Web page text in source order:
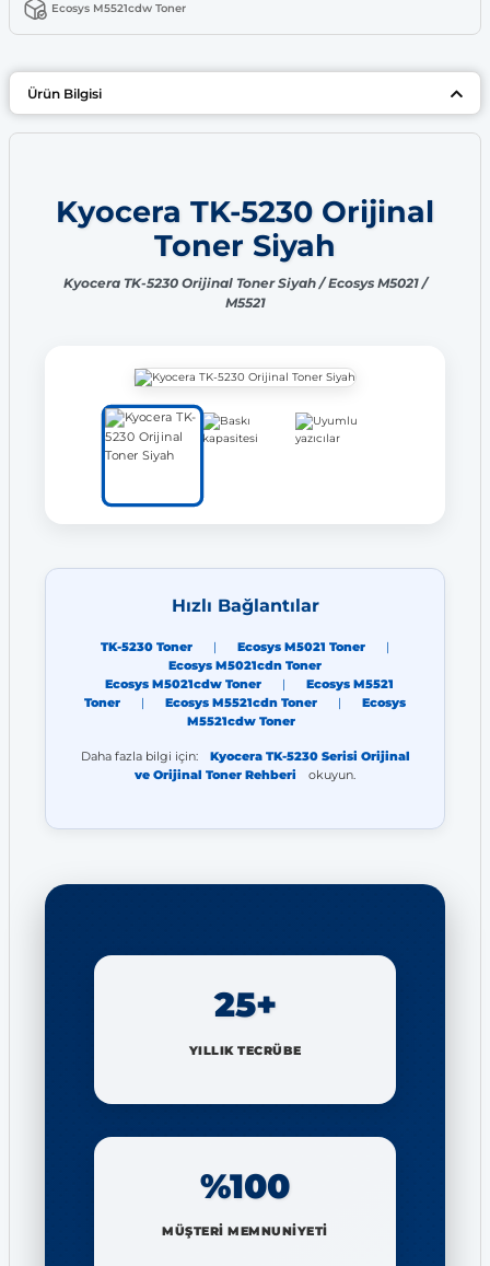
Ecosys M5521cdw Toner
Ürün Bilgisi
Kyocera TK-5230 Orijinal
Toner Siyah
Kyocera TK-5230 Orijinal Toner Siyah / Ecosys M5021 /
M5521
Hızlı Bağlantılar
TK-5230 Toner | Ecosys M5021 Toner
|
Ecosys M5021cdn Toner
Ecosys M5021cdw Toner
|
Ecosys M5521
Toner
| Ecosys M5521cdn Toner |
Ecosys
M5521cdw Toner
Daha fazla bilgi için:
Kyocera TK-5230 Serisi Orijinal
ve Orijinal Toner Rehberi
okuyun.
25+
YILLIK TECRÜBE
%100
MÜŞTERİ MEMNUNİYETİ